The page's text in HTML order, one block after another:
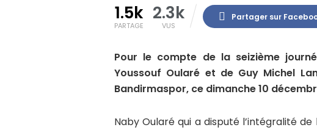
1.5k
PARTAGE
2.3k
VUS
Partager sur
Pour le compte de la seizième
Youssouf Oularé et de Guy Michel
Bandirmaspor, ce dimanche 10
Naby Oularé qui a disputé l’intégralité